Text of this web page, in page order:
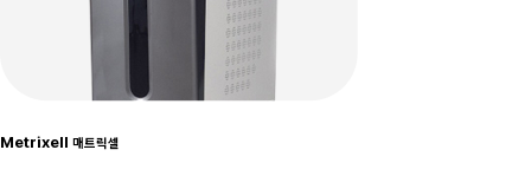
Metrixell 매트릭셀